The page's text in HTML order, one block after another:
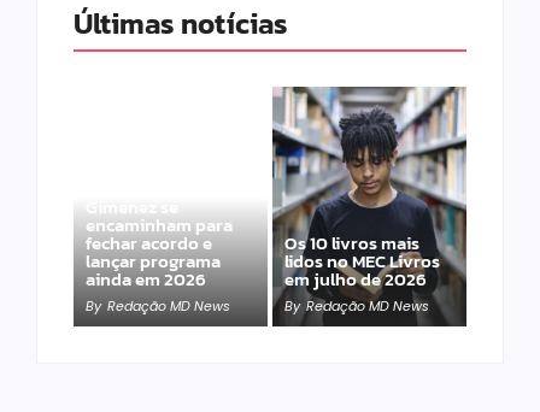
Últimas notícias
Gimenez se
encaminham para
fechar acordo e
lançar programa
ainda em 2026
By Redação MD News
Os 10 livros mais
lidos no MEC Livros
em julho de 2026
By Redação MD News